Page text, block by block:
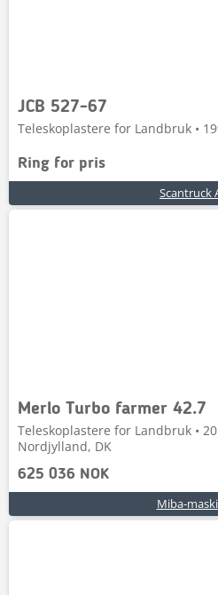
JCB 527-67
Teleskoplastere for Landbruk •
Ring for pris
Scantruck
Merlo Turbo farmer 42.7
Teleskoplastere for Landbruk •
Nordjylland, DK
625 036 NOK
Miba-